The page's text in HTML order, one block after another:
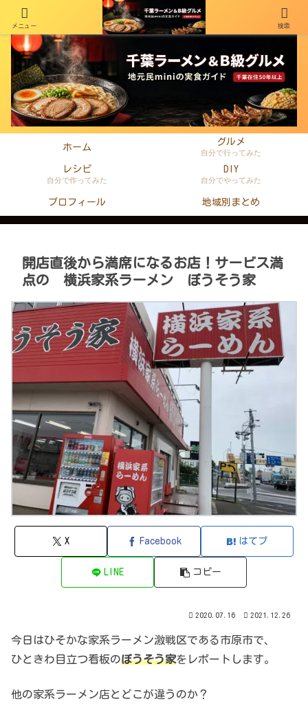
千葉在住50年以上のminiがラーメン・町中華・B級グルメを本音レビュー
ホーム
グルメ
自分で行ってみた
レシピ
自分で作ってみた
DIY
自分でやってみた
プロフィール 地域別まとめ
開店直後から満席になるお店！サービス満
点の 横浜家系ラーメン ぼうそう家
X Facebook はてブ
LINE コピー
2020.07.16 2021.12.26
今日はひそかな家系ラーメン激戦区である市原市で、
ひときわ目立つ看板のぼうそう家をレポートします。
他の家系ラーメン店とどこが違うのか？
メニュー 検索